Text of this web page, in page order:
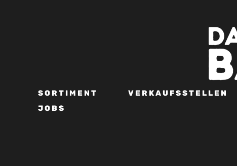
SORTIMENT VERKAUFSSTELLEN
JOBS